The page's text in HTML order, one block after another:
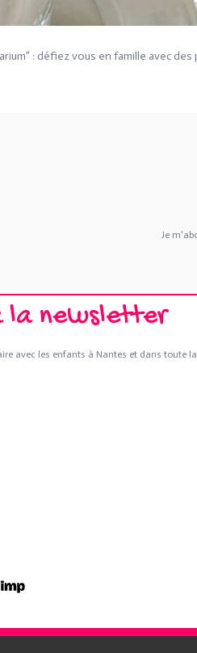
: défiez vous en famille avec des
Je
la newsletter
avec les enfants à Nantes et dans toute